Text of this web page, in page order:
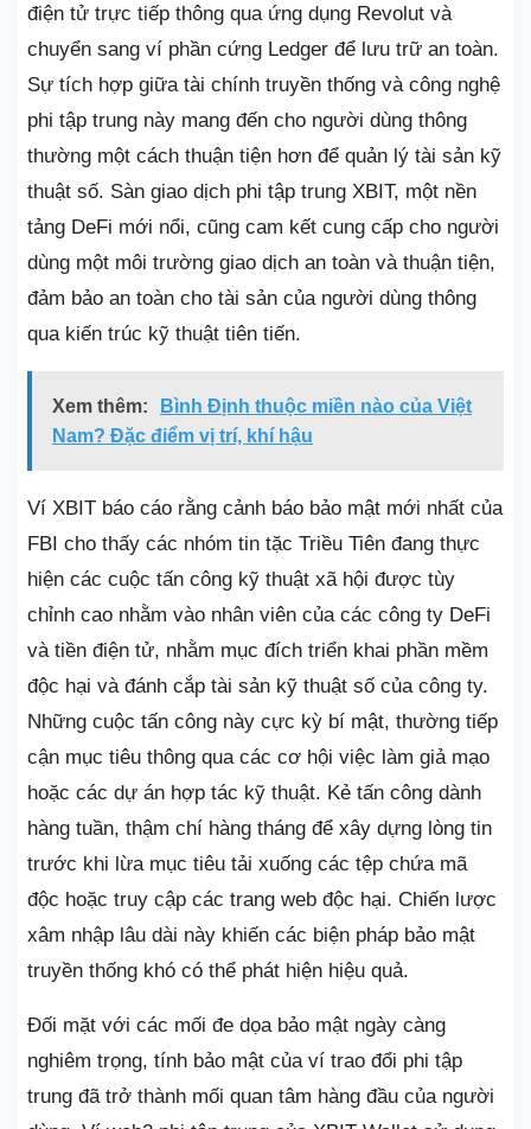
điện tử trực tiếp thông qua ứng dụng Revolut và
chuyển sang ví phần cứng Ledger để lưu trữ an toàn.
Sự tích hợp giữa tài chính truyền thống và công nghệ
phi tập trung này mang đến cho người dùng thông
thường một cách thuận tiện hơn để quản lý tài sản kỹ
thuật số. Sàn giao dịch phi tập trung XBIT, một nền
tảng DeFi mới nổi, cũng cam kết cung cấp cho người
dùng một môi trường giao dịch an toàn và thuận tiện,
đảm bảo an toàn cho tài sản của người dùng thông
qua kiến ​​trúc kỹ thuật tiên tiến.
Xem thêm:
Bình Định thuộc miền nào của Việt
Nam? Đặc điểm vị trí, khí hậu
Ví XBIT báo cáo rằng cảnh báo bảo mật mới nhất của
FBI cho thấy các nhóm tin tặc Triều Tiên đang thực
hiện các cuộc tấn công kỹ thuật xã hội được tùy
chỉnh cao nhằm vào nhân viên của các công ty DeFi
và tiền điện tử, nhằm mục đích triển khai phần mềm
độc hại và đánh cắp tài sản kỹ thuật số của công ty.
Những cuộc tấn công này cực kỳ bí mật, thường tiếp
cận mục tiêu thông qua các cơ hội việc làm giả mạo
hoặc các dự án hợp tác kỹ thuật. Kẻ tấn công dành
hàng tuần, thậm chí hàng tháng để xây dựng lòng tin
trước khi lừa mục tiêu tải xuống các tệp chứa mã
độc hoặc truy cập các trang web độc hại. Chiến lược
xâm nhập lâu dài này khiến các biện pháp bảo mật
truyền thống khó có thể phát hiện hiệu quả.
Đối mặt với các mối đe dọa bảo mật ngày càng
nghiêm trọng, tính bảo mật của ví trao đổi phi tập
trung đã trở thành mối quan tâm hàng đầu của người